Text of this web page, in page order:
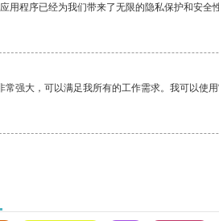
用程序已经为我们带来了无限的隐私保护和安全
常强大，可以满足我所有的工作需求。我可以使